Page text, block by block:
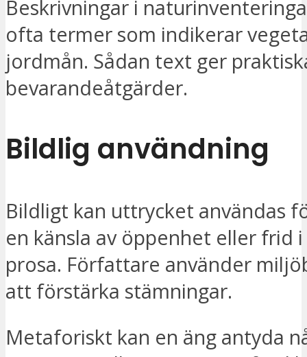
Beskrivningar i
ofta termer som indikerar
jordmån. Sådan text ger
bevarandeåtgärder.
Bildlig användning
Bildligt kan uttrycket användas
en känsla av öppenhet eller frid
prosa. Författare använder
att förstärka stämningar.
Metaforiskt kan en äng antyda